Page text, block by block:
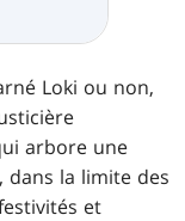
Loki ou non,
arbore une
dans la limite des
et